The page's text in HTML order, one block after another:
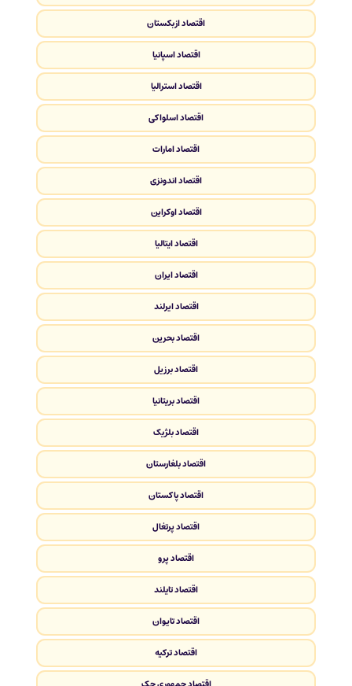
اقتصاد ازبکستان
اقتصاد اسپانیا
اقتصاد استرالیا
اقتصاد اسلواکی
اقتصاد امارات
اقتصاد اندونزی
اقتصاد اوکراین
اقتصاد ایتالیا
اقتصاد ایران
اقتصاد ایرلند
اقتصاد بحرین
اقتصاد برزیل
اقتصاد بریتانیا
اقتصاد بلژیک
اقتصاد بلغارستان
اقتصاد پاکستان
اقتصاد پرتغال
اقتصاد پرو
اقتصاد تایلند
اقتصاد تایوان
اقتصاد ترکیه